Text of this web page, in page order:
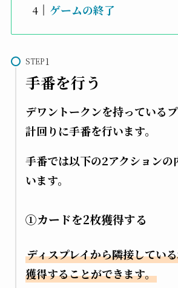
ゲームの終了
STEP
手番を行う
デワントークンを持っている
計回りに手番を行います。
手番では以下の2アクションの
います。
①カードを2枚獲得する
ディスプレイから隣接してい
獲得することができます。